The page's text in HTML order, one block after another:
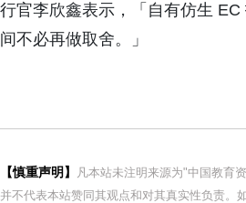
行官李欣鑫表示，「自有仿生
间不必再做取舍。」
【慎重声明】
凡本站未注明来源为"中国教育
并不代表本站赞同其观点和对其真实性负责。